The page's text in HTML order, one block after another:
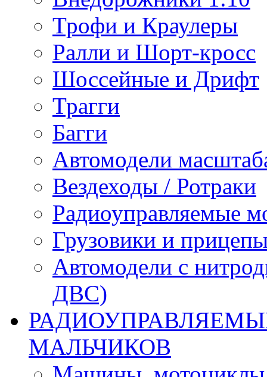
Трофи и Краулеры
Ралли и Шорт-кросс
Шоссейные и Дрифт
Трагги
Багги
Автомодели
Вездеходы / Ротраки
Радиоуправляемые
Грузовики и
Автомодели с
ДВС)
МАЛЬЧИКОВ